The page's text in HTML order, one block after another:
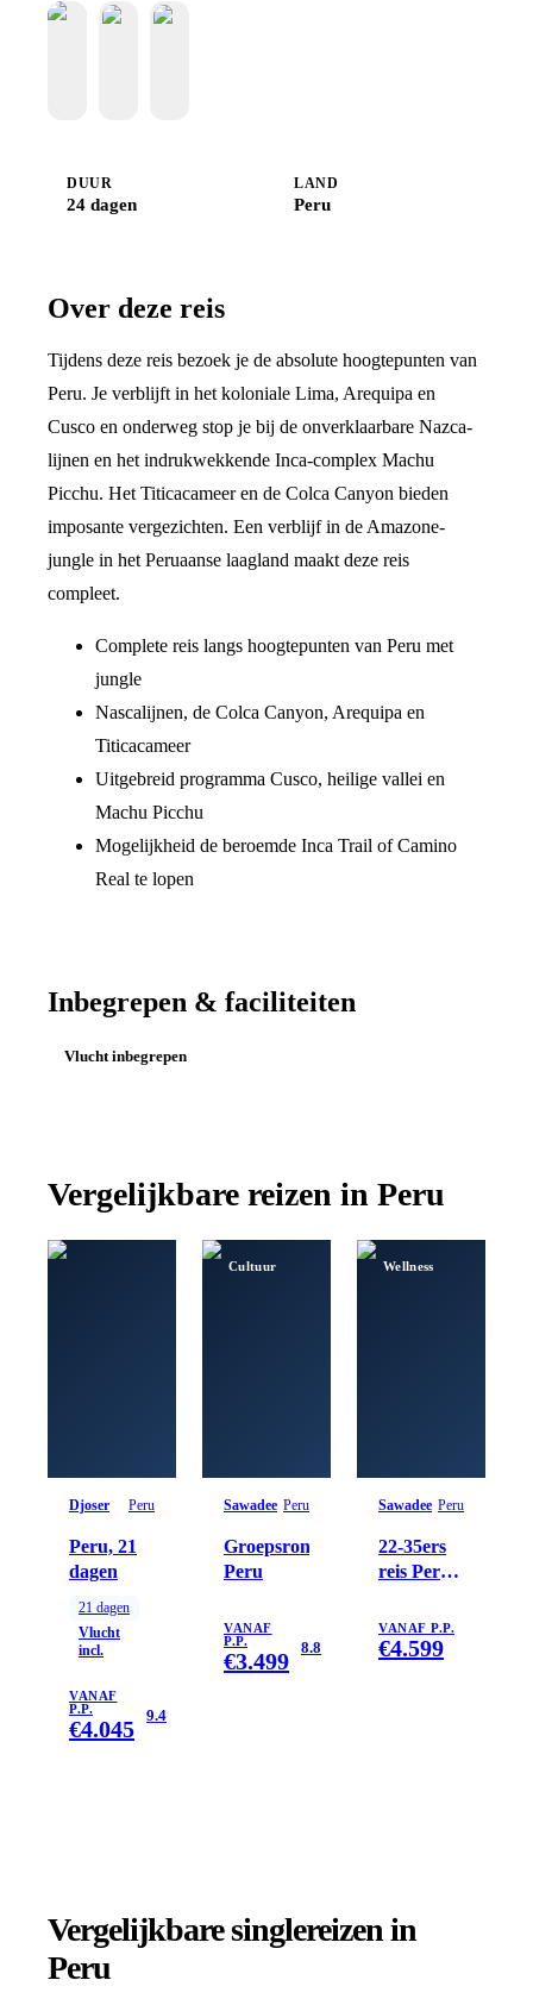
DUUR
24 dagen
LAND
Peru
Over deze reis
Tijdens deze reis bezoek je de absolute hoogtepunten van
Peru. Je verblijft in het koloniale Lima, Arequipa en
Cusco en onderweg stop je bij de onverklaarbare Nazca-
lijnen en het indrukwekkende Inca-complex Machu
Picchu. Het Titicacameer en de Colca Canyon bieden
imposante vergezichten. Een verblijf in de Amazone-
jungle in het Peruaanse laagland maakt deze reis
compleet.
Complete reis langs hoogtepunten van Peru met
jungle
Nascalijnen, de Colca Canyon, Arequipa en
Titicacameer
Uitgebreid programma Cusco, heilige vallei en
Machu Picchu
Mogelijkheid de beroemde Inca Trail of Camino
Real te lopen
Inbegrepen & faciliteiten
Vlucht inbegrepen
Vergelijkbare reizen in Peru
Djoser Peru
Peru, 21
dagen
21 dagen
Vlucht
incl.
VANAF
P.P.
€4.045 9.4
Cultuur
Sawadee Peru
Groepsrondreis
Peru
VANAF
P.P.
€3.499 8.8
Wellness
Sawadee Peru
22-35ers
reis Peru
Amazone
VANAF P.P.
€4.599
Vergelijkbare singlereizen in
Peru